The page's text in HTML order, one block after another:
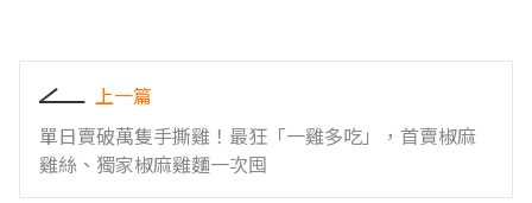
上一篇
單日賣破萬隻手撕雞！最狂「一雞多吃」，首賣椒麻
雞絲、獨家椒麻雞麵一次囤